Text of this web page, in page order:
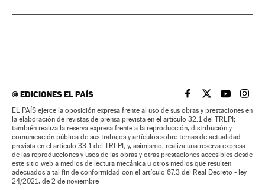
©EDICIONES EL PAÍS EL PAÍS BRASIL EN
EL PAÍSEL PAÍS
EL
EL PAÍS ejerce la oposición expresa frente al uso de sus obras y prestaciones en
la elaboración de revistas de prensa prevista en el artículo 32.1 del TRLPI;
también realiza la reserva expresa frente a la reproducción, distribución y
comunicación pública de sus trabajos y artículos sobre temas de actualidad
prevista en el artículo 33.1 del TRLPI; y, asimismo, realiza una reserva expresa
de las reproducciones y usos de las obras y otras prestaciones accesibles desde
este sitio web a medios de lectura mecánica u otros medios que resulten
adecuados a tal fin de conformidad con el artículo 67.3 del Real Decreto - ley
24/2021, de 2 de noviembre